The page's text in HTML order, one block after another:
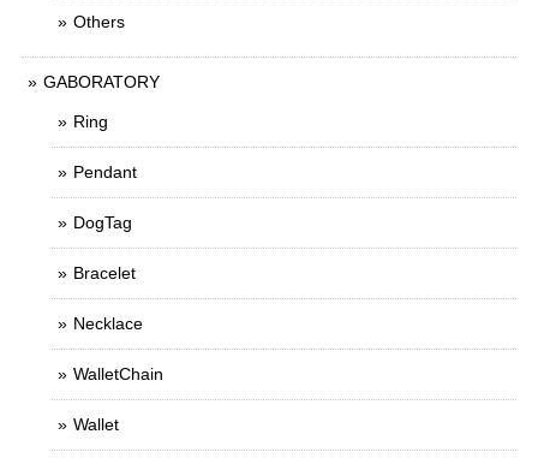
Others
GABORATORY
Ring
Pendant
DogTag
Bracelet
Necklace
WalletChain
Wallet